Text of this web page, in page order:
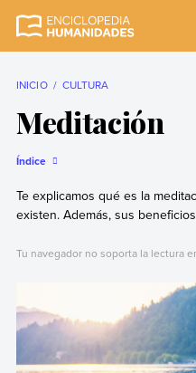
completa y más
INICIO CULTURA
Meditación
Índice
Te explicamos qué es la
existen. Además, sus
Tu navegador no soporta la lectura